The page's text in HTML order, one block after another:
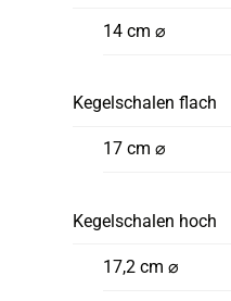
14 cm ⌀
Kegelschalen flach
17 cm ⌀
Kegelschalen hoch
17,2 cm ⌀